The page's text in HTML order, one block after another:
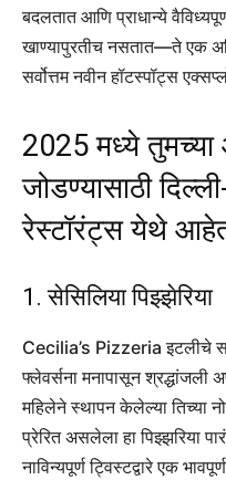
बदलतात आणि प्राधान्ये
खाण्यापुरतीच नसतात—ते एक
सर्वोत्तम नवीन हॉटस्पॉट्स
2025 मध्ये तुमच्या
जोडण्यासाठी
रेस्टॉरंट्स येथे
1. सेसिलिया पिझ्झेरिया
Cecilia’s Pizzeria इटलीचे
फ्लेवर्सना मनापासून श्रद्धांजली
महिलेने स्थापन केलेल्या तिच्या
प्रेरित असलेला हा पिझ्झरिया
नाविन्यपूर्ण ट्विस्टद्वारे एक